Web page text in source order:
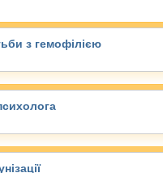
з гемофілією